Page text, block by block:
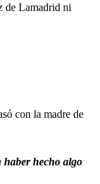
de Lamadrid ni
con la madre de
haber hecho algo